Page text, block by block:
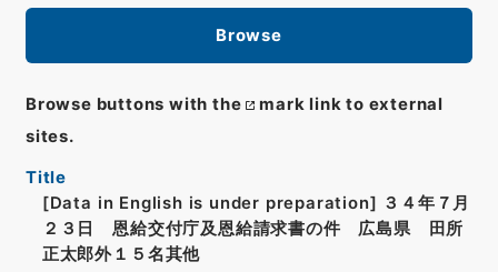
Browse
Browse buttons with the
mark link to external
sites.
Title
[Data in English is under preparation]
３４年７月
２３日 恩給交付庁及恩給請求書の件 広島県 田所
正太郎外１５名其他